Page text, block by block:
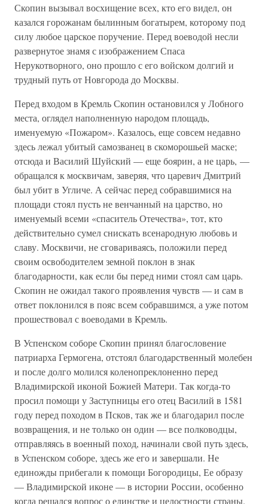
Скопин вызывал восхищение всех, кто его видел, он
казался горожанам былинным богатырем, которому под
силу любое царское поручение. Перед воеводой несли
развернутое знамя с изображением Спаса
Нерукотворного, оно прошло с его войском долгий и
трудный путь от Новгорода до Москвы.
Перед входом в Кремль Скопин остановился у Лобного
места, оглядел наполненную народом площадь,
именуемую «Пожаром». Казалось, еще совсем недавно
здесь лежал убитый самозванец в скоморошьей маске;
отсюда и Василий Шуйский — еще боярин, а не царь, —
обращался к москвичам, заверяя, что царевич Дмитрий
был убит в Угличе. А сейчас перед собравшимися на
площади стоял пусть не венчанный на царство, но
именуемый всеми «спаситель Отечества», тот, кто
действительно сумел снискать всенародную любовь и
славу. Москвичи, не сговариваясь, положили перед
своим освободителем земной поклон в знак
благодарности, как если бы перед ними стоял сам царь.
Скопин не ожидал такого проявления чувств — и сам в
ответ поклонился в пояс всем собравшимся, а уже потом
прошествовал с воеводами в Кремль.
В Успенском соборе Скопин принял благословение
патриарха Гермогена, отстоял благодарственный молебен
и после долго молился коленопреклоненно перед
Владимирской иконой Божией Матери. Так когда-то
просил помощи у Заступницы его отец Василий в 1581
году перед походом в Псков, так же и благодарил после
возвращения, и не только он один — все полководцы,
отправляясь в военный поход, начинали свой путь здесь,
в Успенском соборе, здесь же его и завершали. Не
единожды прибегали к помощи Богородицы, Ее образу
— Владимирской иконе — в истории России, особенно
когда решался вопрос о единстве и целостности страны.